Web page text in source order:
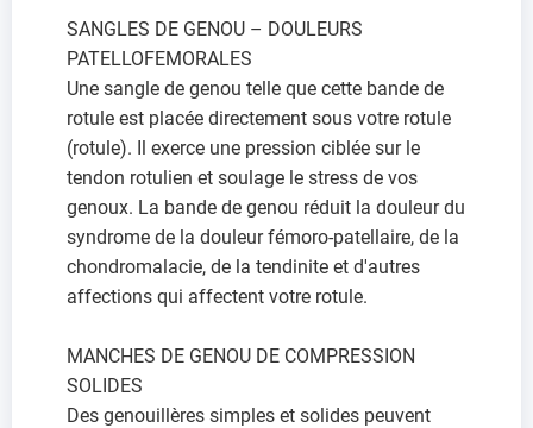
SANGLES DE GENOU – DOULEURS
PATELLOFEMORALES
Une sangle de genou telle que cette bande de
rotule est placée directement sous votre rotule
(rotule). Il exerce une pression ciblée sur le
tendon rotulien et soulage le stress de vos
genoux. La bande de genou réduit la douleur du
syndrome de la douleur fémoro-patellaire, de la
chondromalacie, de la tendinite et d'autres
affections qui affectent votre rotule.
MANCHES DE GENOU DE COMPRESSION
SOLIDES
Des genouillères simples et solides peuvent